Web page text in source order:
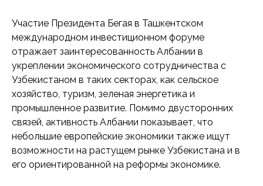
Участие Президента Бегая в Ташкентском
международном инвестиционном форуме
отражает заинтересованность Албании в
укреплении экономического сотрудничества с
Узбекистаном в таких секторах, как сельское
хозяйство, туризм, зеленая энергетика и
промышленное развитие. Помимо двусторонних
связей, активность Албании показывает, что
небольшие европейские экономики также ищут
возможности на растущем рынке Узбекистана и в
его ориентированной на реформы экономике.